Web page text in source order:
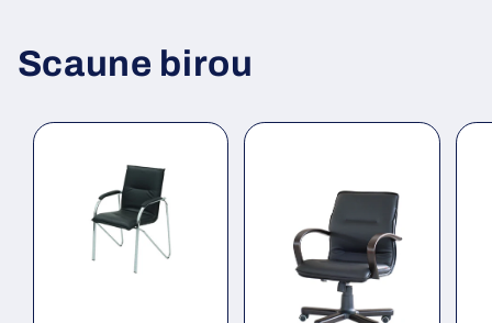
Scaune birou